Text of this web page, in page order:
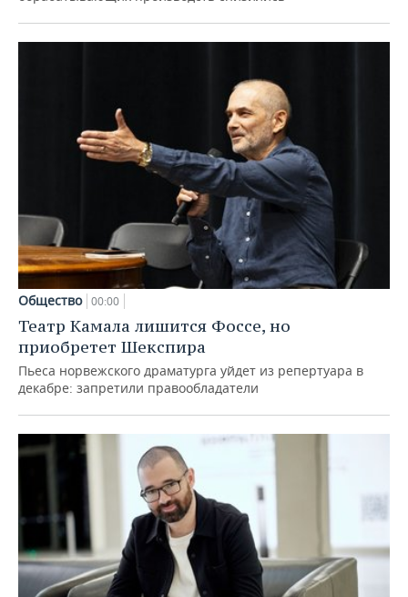
Общество 00:00
Театр Камала лишится Фоссе, но
приобретет Шекспира
Пьеса норвежского драматурга уйдет из репертуара в
декабре: запретили правообладатели